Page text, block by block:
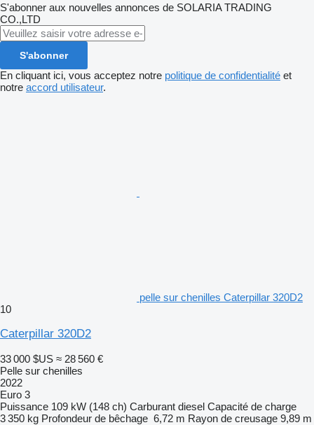
S'abonner aux nouvelles annonces de SOLARIA TRADING
CO.,LTD
S'abonner
En cliquant ici, vous acceptez notre politique de confidentialité et
notre accord utilisateur.
pelle sur chenilles Caterpillar 320D2
10
Caterpillar 320D2
33 000 $US ≈ 28 560 €
Pelle sur chenilles
2022
Euro 3
Puissance 109 kW (148 ch) Carburant diesel Capacité de charge
3 350 kg Profondeur de bêchage 6,72 m Rayon de creusage 9,89 m